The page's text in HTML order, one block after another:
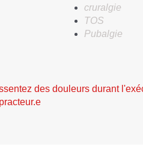
cruralgie
TOS
Pubalgie
des douleurs durant